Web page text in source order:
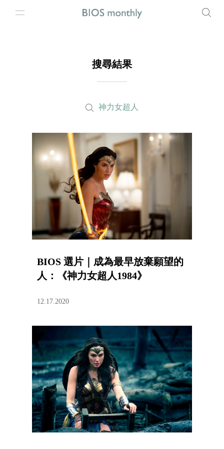
搜尋結果
神力女超人
BIOS 選片｜成為最早放棄願望的
人：《神力女超人1984》
12.17.2020